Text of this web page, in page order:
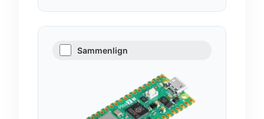
Sammenlign